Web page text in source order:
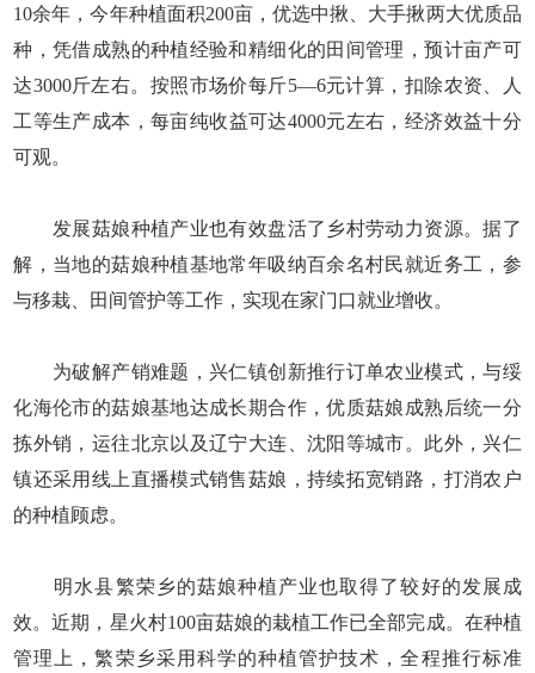
10余年，今年种植面积200亩，优选中揪、大手揪两大优质品
种，凭借成熟的种植经验和精细化的田间管理，预计亩产可
达3000斤左右。按照市场价每斤5—6元计算，扣除农资、人
工等生产成本，每亩纯收益可达4000元左右，经济效益十分
可观。
发展菇娘种植产业也有效盘活了乡村劳动力资源。据了
解，当地的菇娘种植基地常年吸纳百余名村民就近务工，参
与移栽、田间管护等工作，实现在家门口就业增收。
为破解产销难题，兴仁镇创新推行订单农业模式，与绥
化海伦市的菇娘基地达成长期合作，优质菇娘成熟后统一分
拣外销，运往北京以及辽宁大连、沈阳等城市。此外，兴仁
镇还采用线上直播模式销售菇娘，持续拓宽销路，打消农户
的种植顾虑。
明水县繁荣乡的菇娘种植产业也取得了较好的发展成
效。近期，星火村100亩菇娘的栽植工作已全部完成。在种植
管理上，繁荣乡采用科学的种植管护技术，全程推行标准